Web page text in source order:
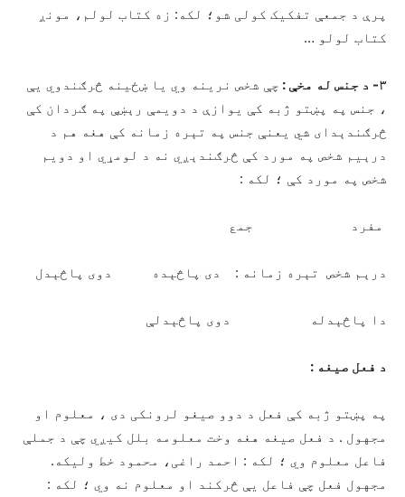
پرې د جمعې تفکیک کولی شو؛ لکه: زه کتاب لولم، مونږ
کتاب لولو …
۳- د جنس له مخې :
چې شخص نرینه وي یا ښځينه څرګندوي يې
، جنس په پښتو ژبه کې یوازې د دویمې رېښې په ګردان کې
څرګندېدای شي یعنې جنس په تېره زمانه کې هغه هم د
درېيم شخص په مورد کې څرګندېږي نه د لومړي او دویم
شخص په مورد کې ؛ لکه :
مفرد جمع
درېم شخص تېره زمانه : دی پاڅېده دوی پاڅېدل
دا پاڅېدله دوی پاڅېدلې
د فعل صیغه :
په پښتو ژبه کې فعل د دوو صیغو لرونکی دی ، معلوم او
مجهول . د فعل صیغه هغه وخت معلومه بلل کیږي چې د جملې
فاعل معلوم وي ؛ لکه : احمد راغی، محمود خط ولیکه.
مجهول فعل چې فاعل يې څرکند او معلوم نه وي ؛ لکه :